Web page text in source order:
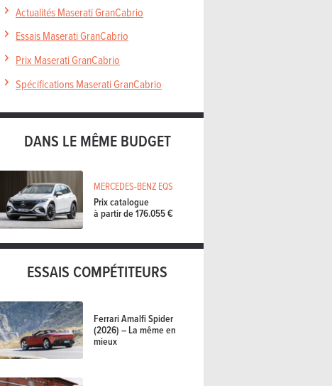
Actualités Maserati GranCabrio
Essais Maserati GranCabrio
Prix Maserati GranCabrio
Spécifications Maserati GranCabrio
DANS LE MÊME BUDGET
MERCEDES-BENZ EQS
Prix catalogue
à partir de 176.055 €
ESSAIS COMPÉTITEURS
Ferrari Amalfi Spider
(2026) – La même en
mieux